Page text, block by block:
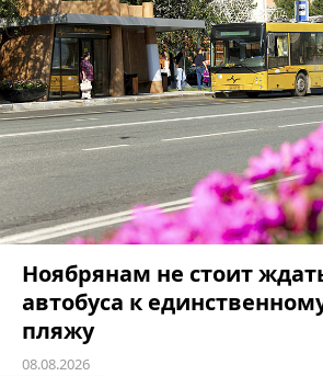
Ноябрянам не стоит
автобуса к
пляжу
08.08.2026